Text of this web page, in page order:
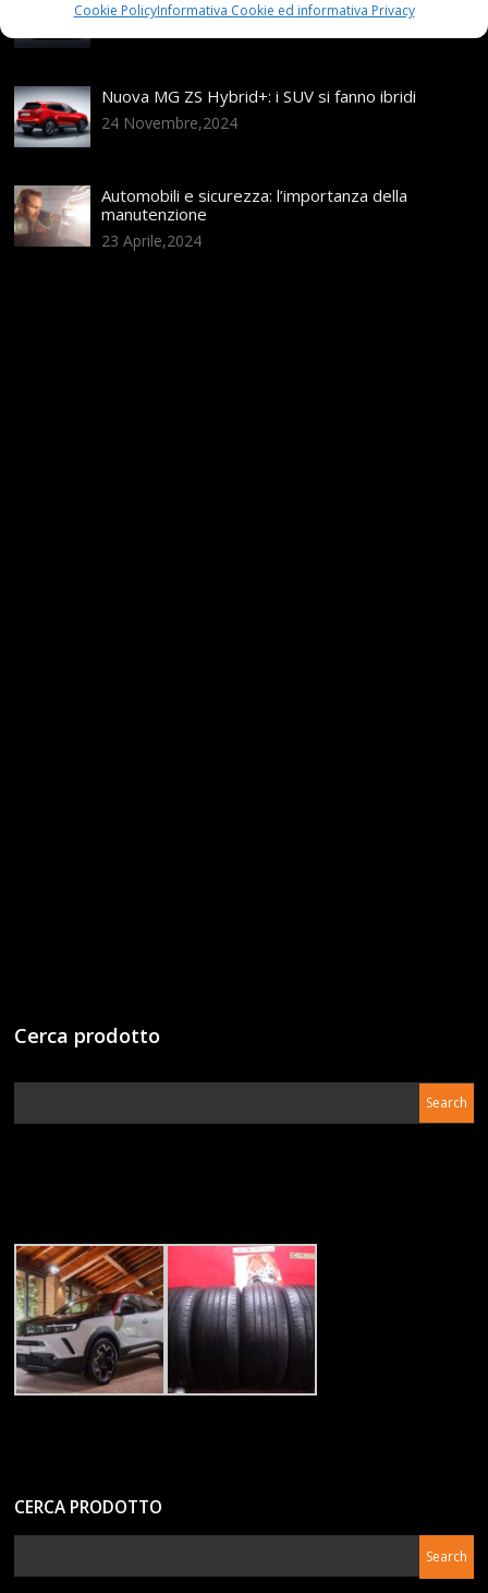
Cookie PolicyInformativa Cookie ed informativa Privacy
25 Novembre,2024
Nuova MG ZS Hybrid+: i SUV si fanno ibridi
24 Novembre,2024
Automobili e sicurezza: l’importanza della
manutenzione
23 Aprile,2024
Cerca prodotto
CERCA PRODOTTO